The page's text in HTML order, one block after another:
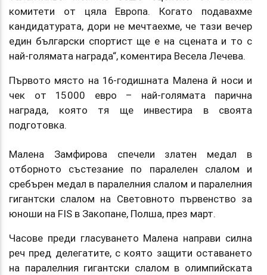
комитети от цяла Европа. Когато подавахме
кандидатурата, дори не мечтаехме, че тази вечер
един български спортист ще е на сцената и то с
най-голямата награда“, коментира Весела Лечева.
Първото място на 16-годишната Малена й носи и
чек от 15 000 евро – най-голямата парична
награда, която тя ще инвестира в своята
подготовка.
Малена Замфирова спечели златен медал в
отборното състезание по паралелен слалом и
сребърен медал в паралелния слалом и паралелния
гигантски слалом на Световното първенство за
юноши на FIS в Закопане, Полша, през март.
Часове преди гласуването Малена направи силна
реч пред делегатите, с която защити оставането
на паралелния гигантски слалом в олимпийската